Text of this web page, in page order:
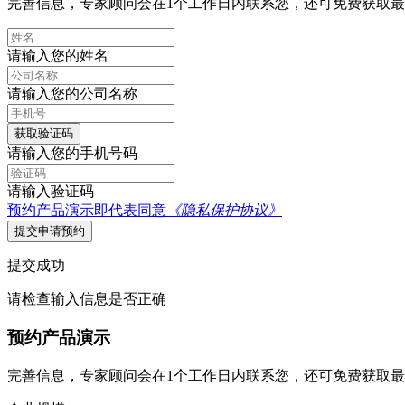
完善信息，专家顾问会在1个工作日内联系您，还可免费获取
请输入您的姓名
请输入您的公司名称
获取验证码
请输入您的手机号码
请输入验证码
预约产品演示即代表同意 《隐私保护协议》
提交申请预约
提交成功
请检查输入信息是否正确
预约产品演示
完善信息，专家顾问会在1个工作日内联系您，还可免费获取